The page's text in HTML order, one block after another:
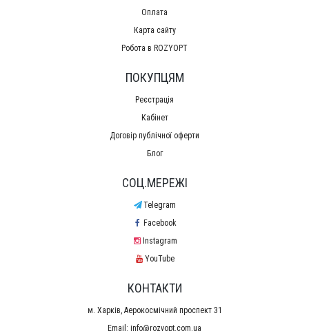
Оплата
Карта сайту
Робота в ROZYOPT
ПОКУПЦЯМ
Реєстрація
Кабінет
Договір публічної оферти
Блог
СОЦ.МЕРЕЖІ
Telegram
Facebook
Instagram
YouTube
КОНТАКТИ
м. Харків, Аерокосмічний проспект 31
Email: info@rozyopt.com.ua